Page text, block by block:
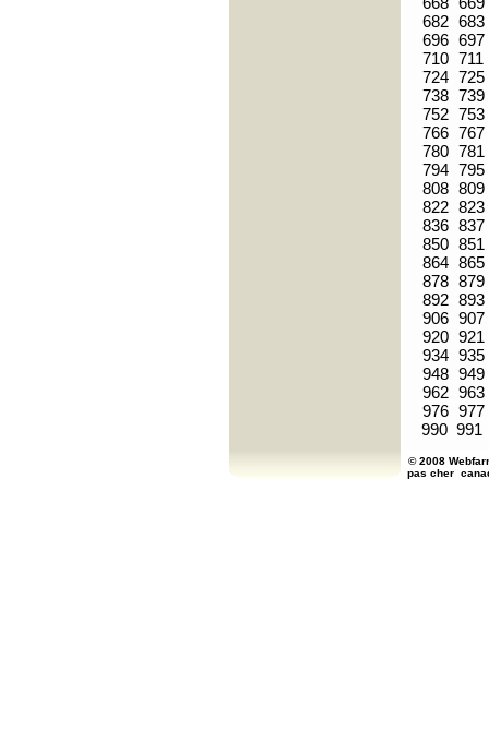
682 683
696 697
710 711
724 725
738 739
752 753
766 767
780 781
794 795
808 809
822 823
836 837
850 851
864 865
878 879
892 893
906 907
920 921
934 935
948 949
962 963
976 977
990 991
© 2008
pas cher